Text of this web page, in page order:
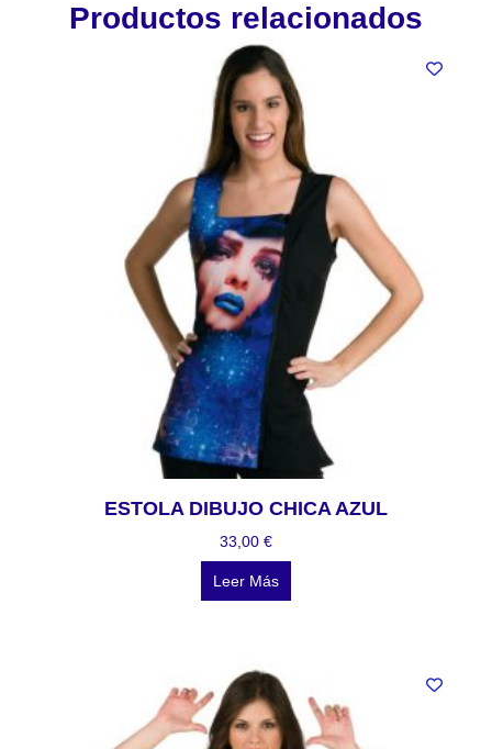
Productos relacionados
ESTOLA DIBUJO CHICA AZUL
33,00 €
Leer Más